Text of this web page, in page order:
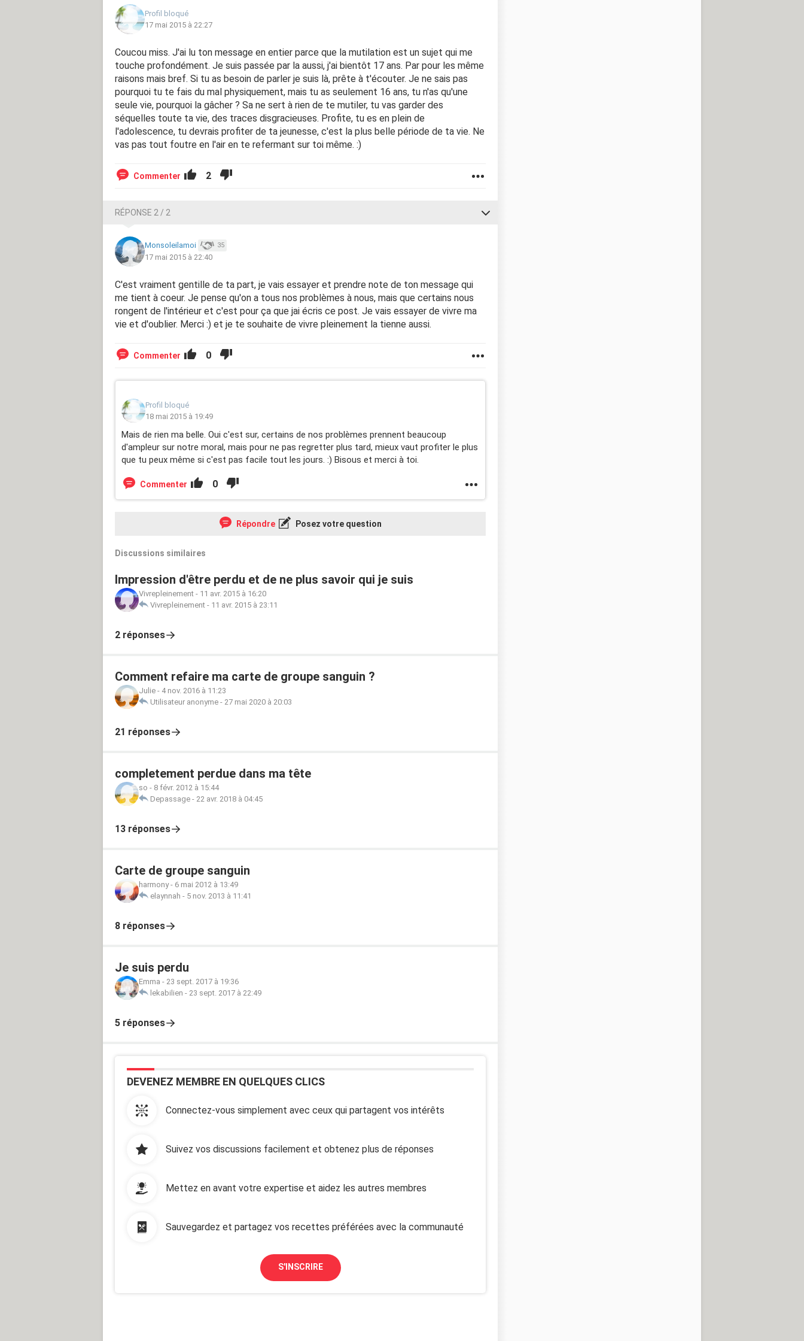
Profil bloqué
17 mai 2015 à 22:27
Coucou miss. J'ai lu ton message en entier parce que la mutilation est un sujet qui me
touche profondément. Je suis passée par la aussi, j'ai bientôt 17 ans. Par pour les même
raisons mais bref. Si tu as besoin de parler je suis là, prête à t'écouter. Je ne sais pas
pourquoi tu te fais du mal physiquement, mais tu as seulement 16 ans, tu n'as qu'une
seule vie, pourquoi la gâcher ? Sa ne sert à rien de te mutiler, tu vas garder des
séquelles toute ta vie, des traces disgracieuses. Profite, tu es en plein de
l'adolescence, tu devrais profiter de ta jeunesse, c'est la plus belle période de ta vie. Ne
vas pas tout foutre en l'air en te refermant sur toi même. :)
Commenter 2
RÉPONSE 2 / 2
Monsoleilamoi 35
17 mai 2015 à 22:40
C'est vraiment gentille de ta part, je vais essayer et prendre note de ton message qui
me tient à coeur. Je pense qu'on a tous nos problèmes à nous, mais que certains nous
rongent de l'intérieur et c'est pour ça que jai écris ce post. Je vais essayer de vivre ma
vie et d'oublier. Merci :) et je te souhaite de vivre pleinement la tienne aussi.
Commenter 0
Profil bloqué
18 mai 2015 à 19:49
Mais de rien ma belle. Oui c'est sur, certains de nos problèmes prennent beaucoup
d'ampleur sur notre moral, mais pour ne pas regretter plus tard, mieux vaut profiter le plus
que tu peux même si c'est pas facile tout les jours. :) Bisous et merci à toi.
Commenter 0
Répondre Posez votre question
Discussions similaires
Impression d'être perdu et de ne plus savoir qui je suis
Vivrepleinement - 11 avr. 2015 à 16:20
Vivrepleinement - 11 avr. 2015 à 23:11
2 réponses
Comment refaire ma carte de groupe sanguin ?
Julie - 4 nov. 2016 à 11:23
Utilisateur anonyme - 27 mai 2020 à 20:03
21 réponses
completement perdue dans ma tête
so - 8 févr. 2012 à 15:44
Depassage - 22 avr. 2018 à 04:45
13 réponses
Carte de groupe sanguin
harmony- 6 mai 2012 à 13:49
elaynnah - 5 nov. 2013 à 11:41
8 réponses
Je suis perdu
Emma - 23 sept. 2017 à 19:36
lekabilien - 23 sept. 2017 à 22:49
5 réponses
DEVENEZ MEMBRE EN QUELQUES CLICS
Connectez-vous simplement avec ceux qui partagent vos intérêts
Suivez vos discussions facilement et obtenez plus de réponses
Mettez en avant votre expertise et aidez les autres membres
Sauvegardez et partagez vos recettes préférées avec la communauté
S'INSCRIRE